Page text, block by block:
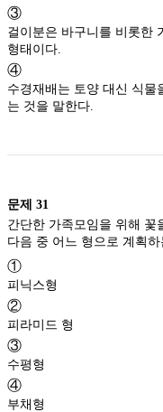
③
걸이분은 바구니를 비롯한
형태이다.
④
수경재배는 토양 대신 식물
는 것을 말한다.
문제 31
간단한 가족모임을 위해 꽃
①
피닉스형
②
피라미드 형
③
수평형
④
부채형